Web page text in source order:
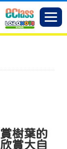
樹葉的
賞大自